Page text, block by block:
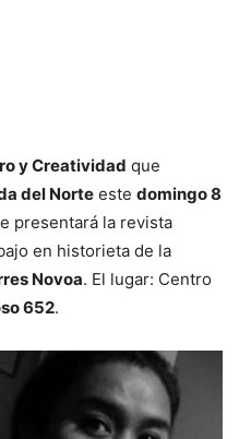
y Creatividad que
del Norte este domingo 8
presentará la revista
en historieta de la
Novoa. El lugar: Centro
652.